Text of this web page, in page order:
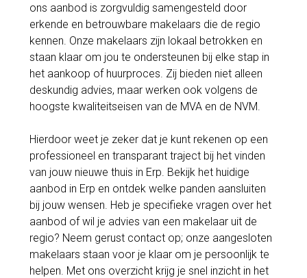
ons aanbod is zorgvuldig samengesteld door
erkende en betrouwbare makelaars die de regio
kennen. Onze makelaars zijn lokaal betrokken en
staan klaar om jou te ondersteunen bij elke stap in
het aankoop of huurproces. Zij bieden niet alleen
deskundig advies, maar werken ook volgens de
hoogste kwaliteitseisen van de MVA en de NVM.
Hierdoor weet je zeker dat je kunt rekenen op een
professioneel en transparant traject bij het vinden
van jouw nieuwe thuis in Erp. Bekijk het huidige
aanbod in Erp en ontdek welke panden aansluiten
bij jouw wensen. Heb je specifieke vragen over het
aanbod of wil je advies van een makelaar uit de
regio? Neem gerust contact op; onze aangesloten
makelaars staan voor je klaar om je persoonlijk te
helpen. Met ons overzicht krijg je snel inzicht in het